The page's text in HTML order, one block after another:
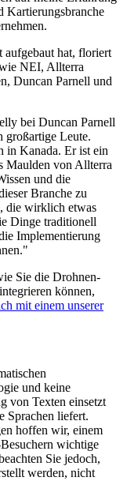
Kartierungsbranche
aufgebaut hat, floriert
NEI, Allterra
Duncan Parnell und
bei Duncan Parnell
großartige Leute.
in Kanada. Er ist ein
Maulden von Allterra
und die
Branche zu
die wirklich etwas
Dinge traditionell
Implementierung
Sie die Drohnen-
können,
mit einem unserer
und keine
von Texten einsetzt
Sprachen liefert.
hoffen wir, einem
wichtige
Sie jedoch,
werden, nicht